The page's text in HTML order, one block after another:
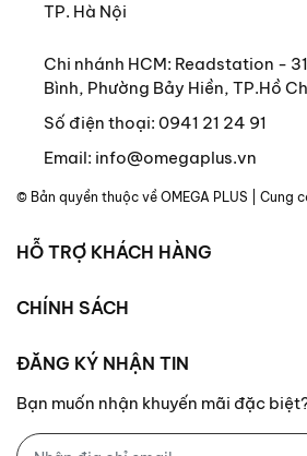
TP. Hà Nội
Chi nhánh HCM: Readstation -
Bình, Phường Bảy Hiền, TP.Hồ
Số điện thoại: 0941 21 24 91
Email: info@omegaplus.vn
© Bản quyền thuộc về OMEGA PLUS | Cung
HỖ TRỢ KHÁCH HÀNG
CHÍNH SÁCH
ĐĂNG KÝ NHẬN TIN
Bạn muốn nhận khuyến mãi đặc